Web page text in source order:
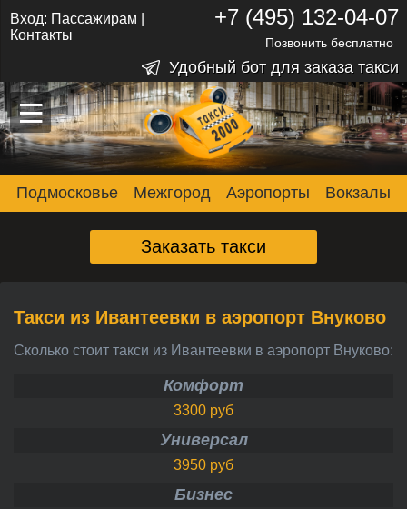
–
–
–
Вход: Пассажирам
Контакты
+7 (495) 132-04-07
Позвонить бесплатно
Удобный бот для заказа такси
Подмосковье Межгород Аэропорты Вокзалы
Заказать такси
Такси из Ивантеевки в аэропорт Внуково
Сколько стоит такси из Ивантеевки в аэропорт Внуково:
Комфорт
3300 руб
Универсал
3950 руб
Бизнес